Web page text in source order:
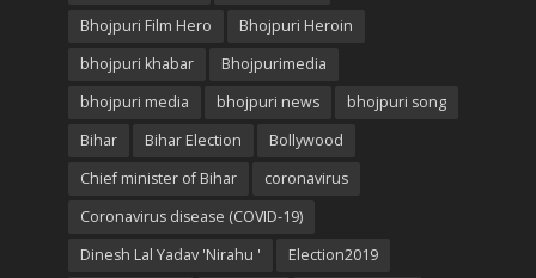
Bhojpuri Film Hero
Bhojpuri Heroin
bhojpuri khabar
Bhojpurimedia
bhojpuri media
bhojpuri news
bhojpuri song
Bihar
Bihar Election
Bollywood
Chief minister of Bihar
coronavirus
Coronavirus disease (COVID-19)
Dinesh Lal Yadav 'Nirahu '
Election2019